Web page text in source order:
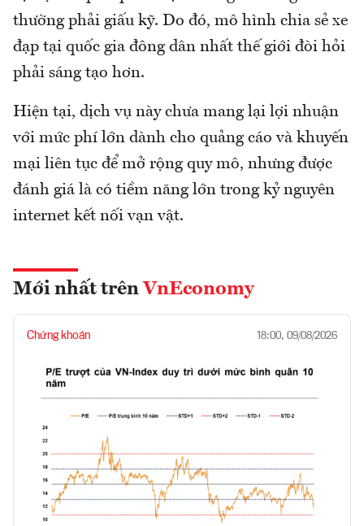
thường phải giấu kỹ. Do đó, mô hình chia sẻ xe
đạp tại quốc gia đông dân nhất thế giới đòi hỏi
phải sáng tạo hơn.
Hiện tại, dịch vụ này chưa mang lại lợi nhuận
với mức phí lớn dành cho quảng cáo và khuyến
mại liên tục để mở rộng quy mô, nhưng được
đánh giá là có tiềm năng lớn trong kỷ nguyên
internet kết nối vạn vật.
Mới nhất trên VnEconomy
Chứng khoán 18:00, 09/08/2026